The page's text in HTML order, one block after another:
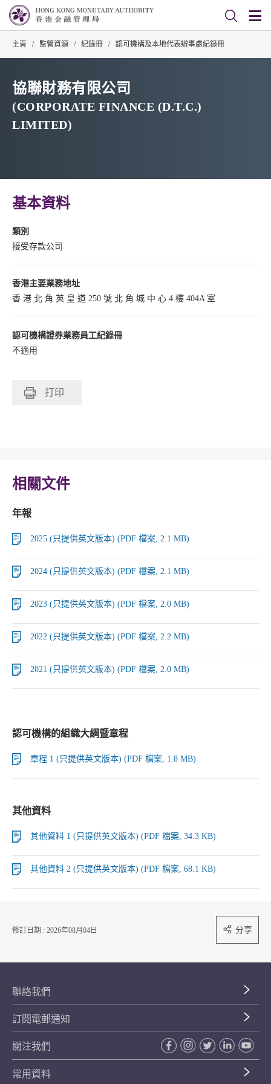
主頁 / 監管資源 / 紀錄冊 / 認可機構及本地代表辦事處紀錄冊
協聯財務有限公司
(CORPORATE FINANCE (D.T.C.)
LIMITED)
基本資料
類別
接受存款公司
香港主要業務地址
香 港 北 角 英 皇 道 250 號 北 角 城 中 心 4 樓 404A 室
認可機構證券業務員工紀錄冊
不適用
打印
相關文件
年報
2025 (只提供英文版本) (PDF 檔案, 2.1 MB)
2024 (只提供英文版本) (PDF 檔案, 2.1 MB)
2023 (只提供英文版本) (PDF 檔案, 2.0 MB)
2022 (只提供英文版本) (PDF 檔案, 2.2 MB)
2021 (只提供英文版本) (PDF 檔案, 2.0 MB)
認可機構的組織大綱暨章程
章程 1 (只提供英文版本) (PDF 檔案, 1.8 MB)
其他資料
其他資料 1 (只提供英文版本) (PDF 檔案, 34.3 KB)
其他資料 2 (只提供英文版本) (PDF 檔案, 68.1 KB)
修訂日期 : 2026年08月04日 分享
聯絡我們
訂閱電郵通知
關注我們
常用資料